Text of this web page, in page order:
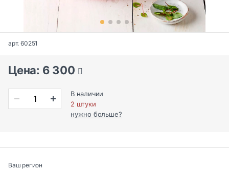
арт. 60251
Цена: 6 300
В наличии
2 штуки
нужно больше?
Ваш регион